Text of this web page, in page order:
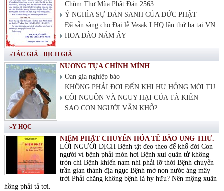
Chùm Thơ Mùa Phật Đản 2563
Ý NGHĨA SỰ ĐẢN SANH CỦA ĐỨC PHẬT
Đã sẵn sàng cho Đại lễ Vesak LHQ lần thứ ba tại VN
HOA ĐÀO NĂM ẤY
»TÁC GIẢ - DỊCH GIẢ
NƯƠNG TỰA CHÍNH MÌNH
Oan gia nghiệp báo
KHÔNG PHẢI ĐỢI ĐẾN KHI HƯ HỎNG MỚI TU
CỘI NGUỒN VÀ NGUY HẠI CỦA TÀ KIẾN
SAO CON NGƯỜI VẪN KHỔ?
»Y HỌC
NIỆM PHẬT CHUYỂN HÓA TẾ BÀO UNG THƯ.
LỜI NGƯỜI DỊCH Bệnh tật đeo theo để khổ đời Con
người vì bệnh phải mòn hơi Bệnh xui quân tử không
tròn chí Bệnh khiến nam nhi phải lỡ thời Bệnh chuyển
trần gian thành địa ngục Bệnh mờ non nước áng mây
trời Phải chăng không bệnh là hy hữu? Nên mộng xuân
hồng phải tả tơi.